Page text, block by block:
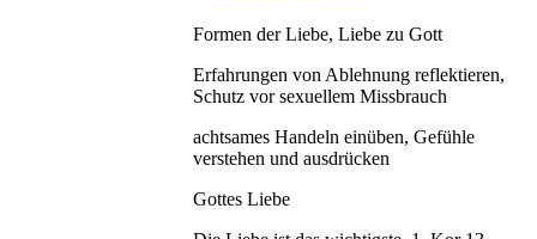
Formen der Liebe, Liebe zu Gott
Erfahrungen von Ablehnung reflektieren,
Schutz vor sexuellem Missbrauch
achtsames Handeln einüben, Gefühle
verstehen und ausdrücken
Gottes Liebe